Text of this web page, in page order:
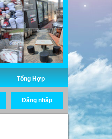
Tổng Hợp
Đăng nhập